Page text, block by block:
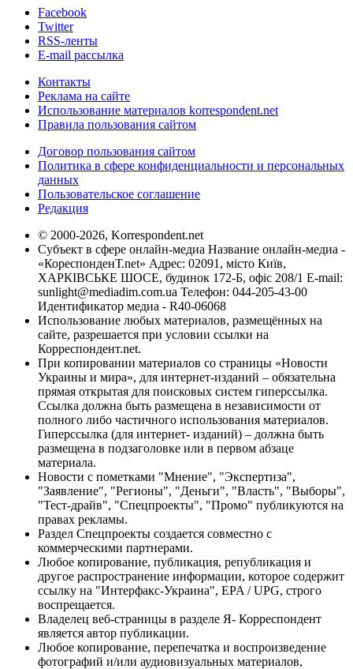
Facebook
Twitter
RSS-ленты
E-mail рассылка
Контакты
Реклама на сайте
Использование материалов korrespondent.net
Правила пользования сайтом
Договор пользования сайтом
Политика в сфере конфиденциальности и персональных
данных
Пользовательское соглашение
Редакция
© 2000-2026, Korrespondent.net
Субъект в сфере онлайн-медиа Название онлайн-медиа -
«КореспонденТ.net» Адрес: 02091, місто Київ,
ХАРКІВСЬКЕ ШОСЕ, будинок 172-Б, офіс 208/1 E-mail:
sunlight@mediadim.com.ua Телефон: 044-205-43-00
Идентификатор медиа - R40-06068
Использование любых материалов, размещённых на
сайте, разрешается при условии ссылки на
Корреспондент.net.
При копировании материалов со страницы «Новости
Украины и мира», для интернет-изданий – обязательна
прямая открытая для поисковых систем гиперссылка.
Ссылка должна быть размещена в независимости от
полного либо частичного использования материалов.
Гиперссылка (для интернет- изданий) – должна быть
размещена в подзаголовке или в первом абзаце
материала.
Новости с пометками "Мнение", "Экспертиза",
"Заявление", "Регионы", "Деньги", "Власть", "Выборы",
"Тест-драйв", "Спецпроекты", "Промо" публикуются на
правах рекламы.
Раздел Спецпроекты создается совместно с
коммерческими партнерами.
Любое копирование, публикация, републикация и
другое распространение информации, которое содержит
ссылку на "Интерфакс-Украина", EPA / UPG, строго
воспрещается.
Владелец веб-страницы в разделе Я- Корреспондент
является автор публикации.
Любое копирование, перепечатка и воспроизведение
фотографий и/или аудиовизуальных материалов,